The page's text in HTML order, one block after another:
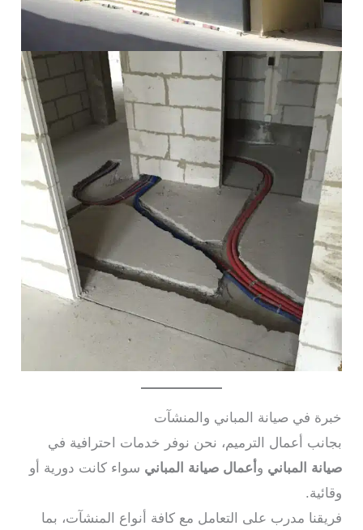
خبرة في صيانة المباني والمنشآت
بجانب أعمال الترميم، نحن نوفر خدمات احترافية في
صيانة المباني و أعمال صيانة المباني سواء كانت دورية أو
وقائية.
فريقنا مدرب على التعامل مع كافة أنواع المنشآت، بما